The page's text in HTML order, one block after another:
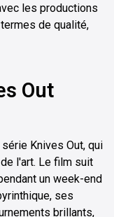
les productions
de qualité,
Out
Knives Out, qui
l'art. Le film suit
un week-end
ses
brillants,